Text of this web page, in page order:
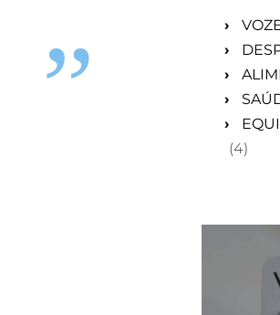
›
›
›
›
›
(4)